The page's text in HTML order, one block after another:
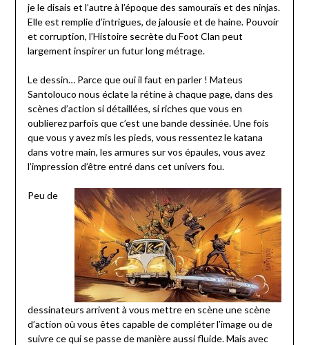
je le disais et l’autre à l’époque des samouraïs et des ninjas.
Elle est remplie d’intrigues, de jalousie et de haine. Pouvoir
et corruption, l’Histoire secrète du Foot Clan peut
largement inspirer un futur long métrage.
Le dessin… Parce que oui il faut en parler ! Mateus
Santolouco nous éclate la rétine à chaque page, dans des
scènes d’action si détaillées, si riches que vous en
oublierez parfois que c’est une bande dessinée. Une fois
que vous y avez mis les pieds, vous ressentez le katana
dans votre main, les armures sur vos épaules, vous avez
l’impression d’être entré dans cet univers fou.
Peu de
dessinateurs arrivent à vous mettre en scène une scène
d’action où vous êtes capable de compléter l’image ou de
suivre ce qui se passe de manière aussi fluide. Mais avec